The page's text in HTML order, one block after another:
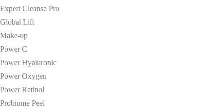
Expert Cleanse Pro
Global Lift
Make-up
Power C
Power Hyaluronic
Power Oxygen
Power Retinol
Probiome Peel